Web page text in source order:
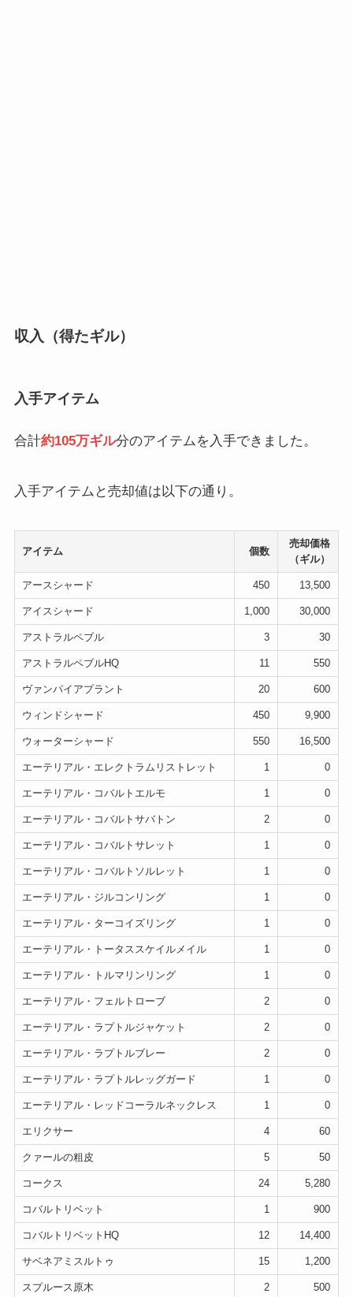
収入（得たギル）
入手アイテム
合計約105万ギル分のアイテムを入手できました。
入手アイテムと売却値は以下の通り。
アイテム 個数
売却価格
（ギル）
アースシャード 450 13,500
アイスシャード 1,000 30,000
アストラルペブル 3 30
アストラルペブルHQ 11 550
ヴァンパイアプラント 20 600
ウィンドシャード 450 9,900
ウォーターシャード 550 16,500
エーテリアル・エレクトラムリストレット 1 0
エーテリアル・コバルトエルモ 1 0
エーテリアル・コバルトサバトン 2 0
エーテリアル・コバルトサレット 1 0
エーテリアル・コバルトソルレット 1 0
エーテリアル・ジルコンリング 1 0
エーテリアル・ターコイズリング 1 0
エーテリアル・トータススケイルメイル 1 0
エーテリアル・トルマリンリング 1 0
エーテリアル・フェルトローブ 2 0
エーテリアル・ラプトルジャケット 2 0
エーテリアル・ラプトルブレー 2 0
エーテリアル・ラプトルレッグガード 1 0
エーテリアル・レッドコーラルネックレス 1 0
エリクサー 4 60
クァールの粗皮 5 50
コークス 24 5,280
コバルトリベット 1 900
コバルトリベットHQ 12 14,400
サベネアミスルトゥ 15 1,200
スプルース原木 2 500